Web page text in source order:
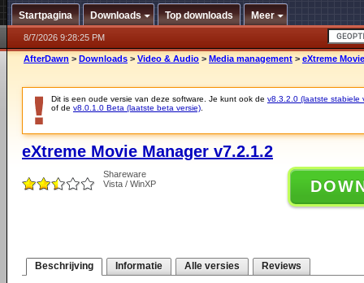
Startpagina Downloads Top downloads Meer
8/7/2026 9:28:25 PM
AfterDawn > Downloads > Video & Audio > Media management > eXtreme
Dit is een oude versie van deze software. Je kunt ook de v8.3.2.0 (laatste stabiele
of de v8.0.1.0 Beta (laatste beta versie)
eXtreme Movie Manager v7.2.1.2
Shareware
Vista / WinXP
Beschrijving Informatie Alle versies Reviews